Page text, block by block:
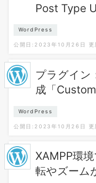
Post Type
WordPress
公開日:2023年10月26日
プラグイン
成「
WordPress
公開日:2023年10月26日
XAMPP環
転やズーム